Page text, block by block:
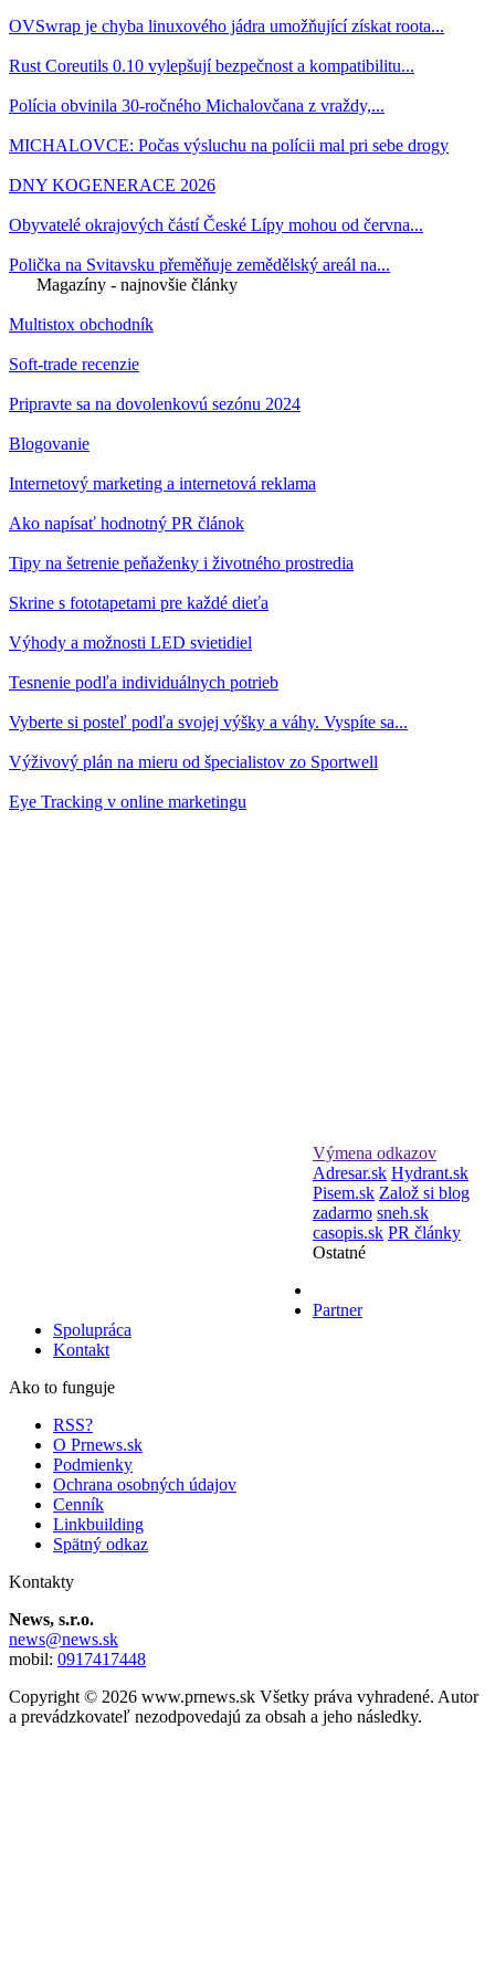
OVSwrap je chyba linuxového jádra umožňující získat roota...
Rust Coreutils 0.10 vylepšují bezpečnost a kompatibilitu...
Polícia obvinila 30-ročného Michalovčana z vraždy,...
MICHALOVCE: Počas výsluchu na polícii mal pri sebe drogy
DNY KOGENERACE 2026
Obyvatelé okrajových částí České Lípy mohou od června...
Polička na Svitavsku přeměňuje zemědělský areál na...
Magazíny - najnovšie články
Multistox obchodník
Soft-trade recenzie
Pripravte sa na dovolenkovú sezónu 2024
Blogovanie
Internetový marketing a internetová reklama
Ako napísať hodnotný PR článok
Tipy na šetrenie peňaženky i životného prostredia
Skrine s fototapetami pre každé dieťa
Výhody a možnosti LED svietidiel
Tesnenie podľa individuálnych potrieb
Vyberte si posteľ podľa svojej výšky a váhy. Vyspíte sa...
Výživový plán na mieru od špecialistov zo Sportwell
Eye Tracking v online marketingu
Výmena odkazov
Adresar.sk Hydrant.sk
Pisem.sk Založ si blog
zadarmo sneh.sk
casopis.sk PR články
Ostatné
Partner
Spolupráca
Kontakt
Ako to funguje
RSS?
O Prnews.sk
Podmienky
Ochrana osobných údajov
Cenník
Linkbuilding
Spätný odkaz
Kontakty
News, s.r.o.
news@news.sk
mobil: 0917417448
Copyright © 2026 www.prnews.sk Všetky práva vyhradené. Autor
a prevádzkovateľ nezodpovedajú za obsah a jeho následky.